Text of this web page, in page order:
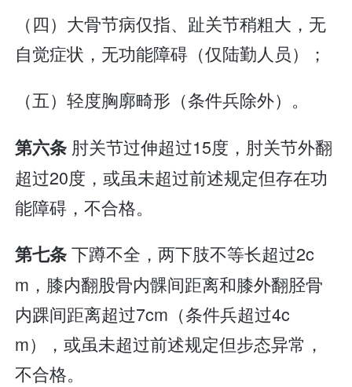
（四）大骨节病仅指、趾关节稍粗大，无
自觉症状，无功能障碍（仅陆勤人员）；
（五）轻度胸廓畸形（条件兵除外）。
第六条 肘关节过伸超过15度，肘关节外翻
超过20度，或虽未超过前述规定但存在功
能障碍，不合格。
第七条下蹲不全，两下肢不等长超过2c
m，膝内翻股骨内髁间距离和膝外翻胫骨
内踝间距离超过7cm（条件兵超过4c
m），或虽未超过前述规定但步态异常，
不合格。